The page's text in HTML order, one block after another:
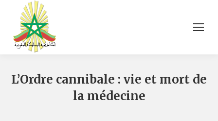
L’Ordre cannibale : vie et mort de
la médecine